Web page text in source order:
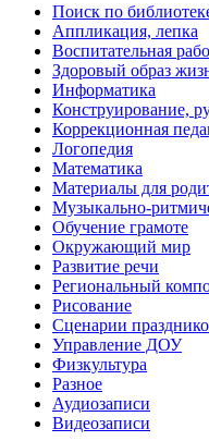
Поиск по
Аппликация, лепка
Воспитательная
Здоровый образ
Информатика
Конструирование,
Коррекционная
Логопедия
Математика
Материалы для
Музыкально-
Обучение грамоте
Окружающий мир
Развитие речи
Региональный
Рисование
Сценарии
Управление ДОУ
Физкультура
Разное
Аудиозаписи
Видеозаписи